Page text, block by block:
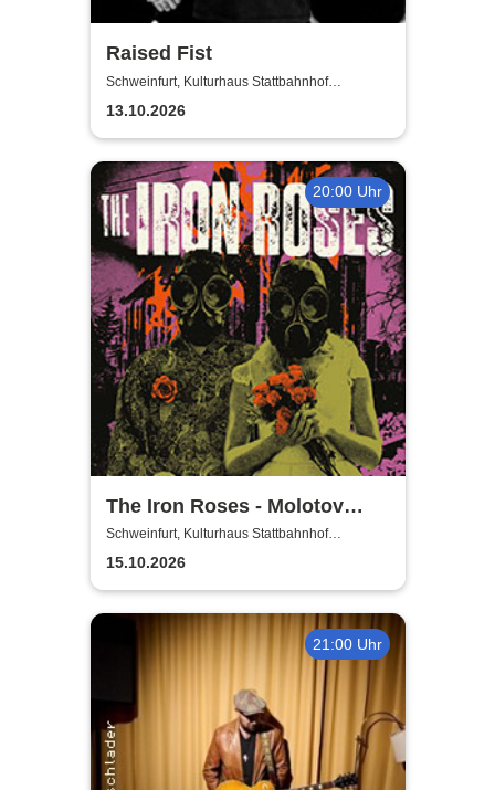
Raised Fist
Schweinfurt, Kulturhaus Stattbahnhof
Schweinfurt
13.10.2026
20:00 Uhr
The Iron Roses - Molotov
Nights Tour 2026
Schweinfurt, Kulturhaus Stattbahnhof
Schweinfurt
15.10.2026
21:00 Uhr